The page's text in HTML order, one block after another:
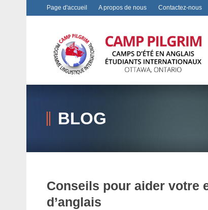
Page d'accueil A propos de nous Contactez-nous
BLOG
Conseils pour aider votre
d’anglais